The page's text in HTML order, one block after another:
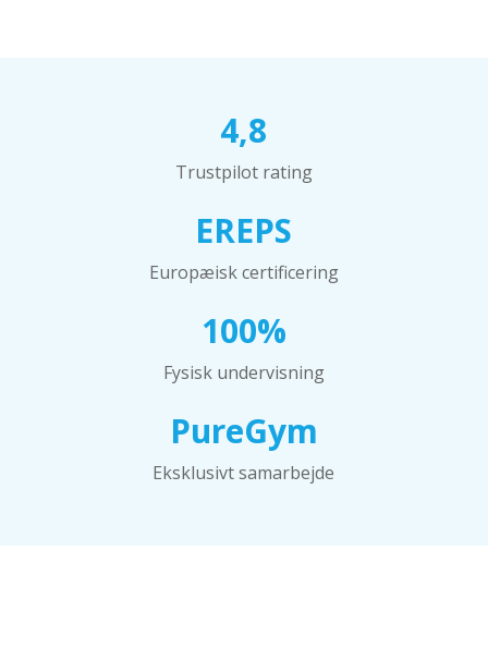
4,8
Trustpilot rating
EREPS
Europæisk certificering
100%
Fysisk undervisning
PureGym
Eksklusivt samarbejde